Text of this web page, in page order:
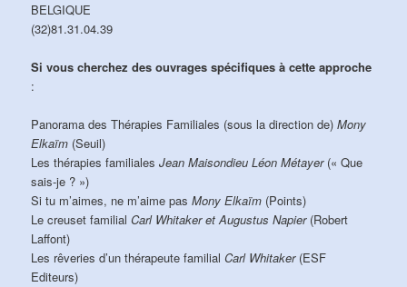
BELGIQUE
(32)81.31.04.39
Si vous cherchez des ouvrages spécifiques à cette approche
:
Panorama des Thérapies Familiales (sous la direction de)Mony
Elkaïm (Seuil)
Les thérapies familialesJean Maisondieu Léon Métayer(« Que
sais-je ? »)
Si tu m’aimes, ne m’aime pasMony Elkaïm (Points)
Le creuset familialCarl Whitaker et Augustus Napier (Robert
Laffont)
Les rêveries d’un thérapeute familialCarl Whitaker(ESF
Editeurs)